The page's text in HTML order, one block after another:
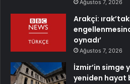
Ağustos 7, 2026
Arakçi:
oynadı’
Ağustos 7, 2026
İzmir’in simge
yeniden hayat